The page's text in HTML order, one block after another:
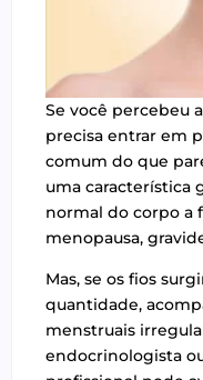
Se você percebeu
precisa entrar em
comum do que
uma característica
normal do corpo a
menopausa,
Mas, se os fios
quantidade,
menstruais
endocrinologista